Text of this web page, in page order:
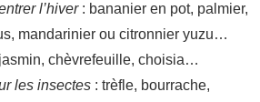
l’hiver: bananier en pot, palmier,
mandarinier ou citronnier yuzu…
chèvrefeuille, choisia…
les insectes : trèfle, bourrache,